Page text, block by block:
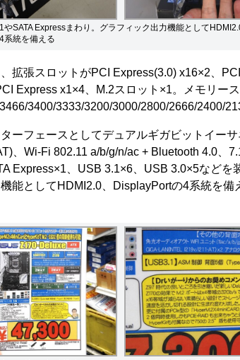
やSATA Expressまわり。グラフィック出力機能として
系統を備える
拡張スロットがPCI Express(3.0) x16×2、
Express x1×4、M.2スロット×1。メモリー
3400/3333/3200/3000/2800/2666/2400/
ーフェースとしてデュアルギガビットイーサ
、Wi-Fi 802.11 a/b/g/n/ac + Bluetooth 4.0、
Express×1、USB 3.1×6、USB 3.0×5などを
能としてHDMI2.0、DisplayPortの4系統を備